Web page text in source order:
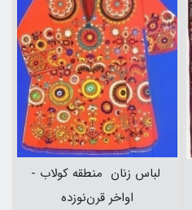
لباس زنان منطقه كولاب -
اواخر قرن‌نوزده